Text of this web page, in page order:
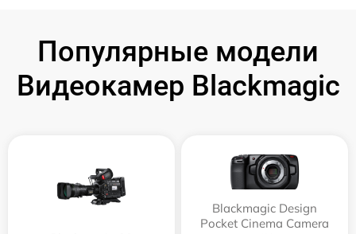
Популярные модели
Видеокамер Blackmagic
Blackmagic Design
Pocket Cinema Camera